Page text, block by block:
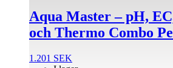
Aqua Master – pH,
och Thermo Combo
1.201 SEK